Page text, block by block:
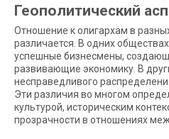
Геополитический
Отношение к олигархам в
различается. В одних
успешные бизнесмены,
развивающие экономику. В
несправедливого
Эти различия во многом
культурой, историческим
прозрачности в отношениях